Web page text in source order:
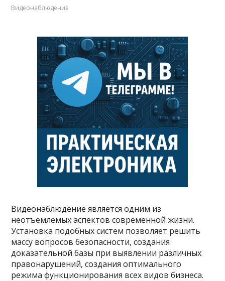
Видеонаблюдение
Видеонаблюдение является одним из
неотъемлемых аспектов современной жизни.
Установка подобных систем позволяет решить
массу вопросов безопасности, создания
доказательной базы при выявлении различных
правонарушений, создания оптимального
режима функционирования всех видов бизнеса.